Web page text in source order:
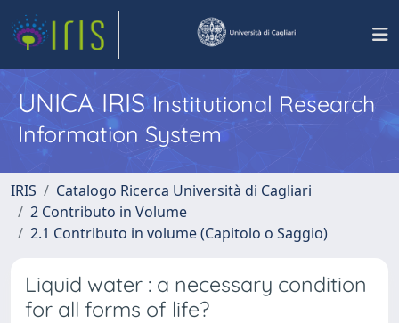
UNICA IRISInstitutional Research
Information System
IRIS
Catalogo Ricerca Università di Cagliari
2 Contributo in Volume
2.1 Contributo in volume (Capitolo o Saggio)
Liquid water : a necessary condition
for all forms of life?